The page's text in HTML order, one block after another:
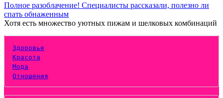
Полное разоблачение! Специалисты рассказали, полезно ли
спать обнаженным
Хотя есть множество уютных пижам и шелковых комбинаций
Здоровье
Красота
Мода
Отношения